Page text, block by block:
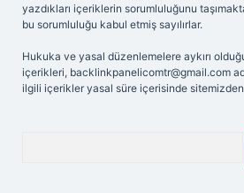
yazdıkları içeriklerin sorumluluğunu
bu sorumluluğu kabul etmiş sayılırlar.
Hukuka ve yasal düzenlemelere aykırı
içerikleri, backlinkpanelicomtr@gmail.com
ilgili içerikler yasal süre içerisinde sitemizden